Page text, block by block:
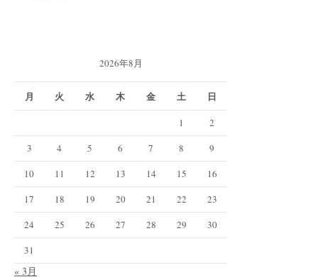
2026年8月
月 火 水 木 金 土 日
1
2
3
4 5 6 7 8
9
10
11 12 13 14 15
16
17
18 19 20 21 22
23
24
25 26 27 28 29
30
31
« 3月